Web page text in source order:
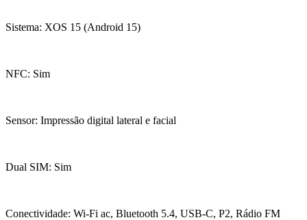
Sistema: XOS 15 (Android 15)
NFC: Sim
Sensor: Impressão digital lateral e facial
Dual SIM: Sim
Conectividade: Wi-Fi ac, Bluetooth 5.4, USB-C, P2, Rádio FM